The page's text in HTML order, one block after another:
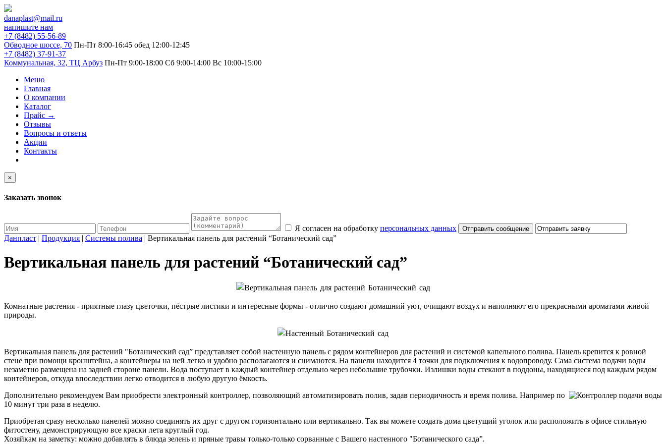
danaplast@mail.ru
напишите нам
+7 (8482) 55-56-89
Обводное шоссе, 70 Пн-Пт 8:00-16:45 обед 12:00-12:45
+7 (8482) 37-91-37
Коммунальная, 32, ТЦ Арбуз Пн-Пт 9:00-18:00 Сб 9:00-14:00 Вс 10:00-15:00
Меню
Главная
О компании
Каталог
Прайс →
Отзывы
Вопросы и ответы
Акции
Контакты
×
Заказать звонок
Я согласен на обработку персональных данных
Данпласт | Продукция | Системы полива | Вертикальная панель для растений “Ботанический сад”
Вертикальная панель для растений “Ботанический сад”
Комнатные растения - приятные глазу цветочки, пёстрые листики и интересные формы - отлично создают домашний уют, очищают воздух и наполняют его прекрасными ароматами живой
природы.
Вертикальная панель для растений "Ботанический сад” представляет собой настенную панель с рядом контейнеров для растений и системой капельного полива. Панель крепится к ровной
стене при помощи кронштейна, а контейнеры на ней легко и удобно располагаются и снимаются. На панели находится 4 точки для подключения к водопроводу. Сама система подачи воды
незаметно размещена на задней стороне панели. Вода поступает в каждый контейнер отдельно через небольшие трубочки. Излишки воды стекают в поддоны, находящиеся под каждым рядом
контейнеров, откуда впоследствии легко отводится в любую другую ёмкость.
Дополнительно рекомендуем Вам приобрести электронный контроллер, позволяющий автоматизировать полив, задав периодичность и время полива. Например по
10 минут три раза в неделю.
Приобретая сразу несколько панелей можно соединять их друг с другом горизонтально или вертикально. Так вы можете создать дома цветущий уголок или расположить в офисе стильную
фитостену, демонстрирующую все краски лета круглый год.
Хозяйкам на заметку: можно добавлять в блюда зелень и пряные травы только-только сорванные с Вашего настенного "Ботанического сада”.